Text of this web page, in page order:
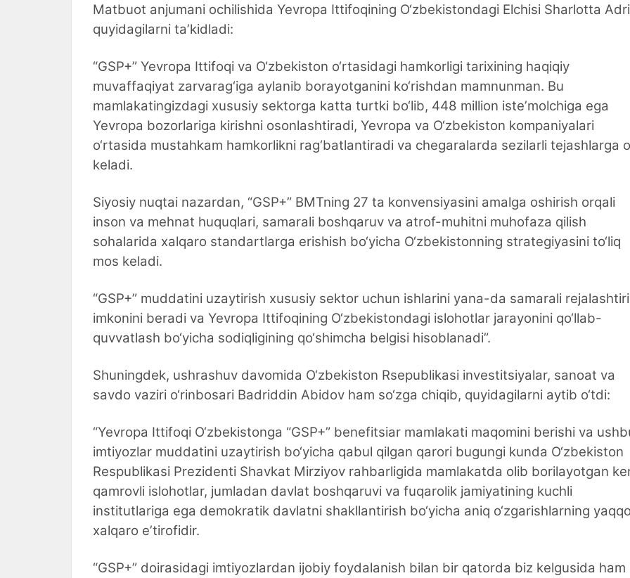
Matbuot anjumani ochilishida Yevropa Ittifoqining O‘zbekistondagi Elchisi Sharlotta
quyidagilarni taʼkidladi:
“GSP+” Yevropa Ittifoqi va O‘zbekiston o‘rtasidagi hamkorligi tarixining haqiqiy
muvaffaqiyat zarvarag‘iga aylanib borayotganini ko‘rishdan mamnunman. Bu
mamlakatingizdagi xususiy sektorga katta turtki bo‘lib, 448 million isteʼmolchiga ega
Yevropa bozorlariga kirishni osonlashtiradi, Yevropa va O‘zbekiston kompaniyalari
o‘rtasida mustahkam hamkorlikni rag‘batlantiradi va chegaralarda sezilarli tejashlarga
keladi.
Siyosiy nuqtai nazardan, “GSP+” BMTning 27 ta konvensiyasini amalga oshirish orqali
inson va mehnat huquqlari, samarali boshqaruv va atrof-muhitni muhofaza qilish
sohalarida xalqaro standartlarga erishish bo‘yicha O‘zbekistonning strategiyasini to‘liq
mos keladi.
“GSP+” muddatini uzaytirish xususiy sektor uchun ishlarini yana-da samarali
imkonini beradi va Yevropa Ittifoqining O‘zbekistondagi islohotlar jarayonini qo‘llab-
quvvatlash bo‘yicha sodiqligining qo‘shimcha belgisi hisoblanadi”.
Shuningdek, ushrashuv davomida O‘zbekiston Rsepublikasi investitsiyalar, sanoat va
savdo vaziri o‘rinbosari Badriddin Abidov ham so‘zga chiqib, quyidagilarni aytib o‘tdi:
“Yevropa Ittifoqi O‘zbekistonga “GSP+” benefitsiar mamlakati maqomini berishi va
imtiyozlar muddatini uzaytirish bo‘yicha qabul qilgan qarori bugungi kunda O‘zbekiston
Respublikasi Prezidenti Shavkat Mirziyov rahbarligida mamlakatda olib borilayotgan
qamrovli islohotlar, jumladan davlat boshqaruvi va fuqarolik jamiyatining kuchli
institutlariga ega demokratik davlatni shakllantirish bo‘yicha aniq o‘zgarishlarning
xalqaro eʼtirofidir.
“GSP+” doirasidagi imtiyozlardan ijobiy foydalanish bilan bir qatorda biz kelgusida ham